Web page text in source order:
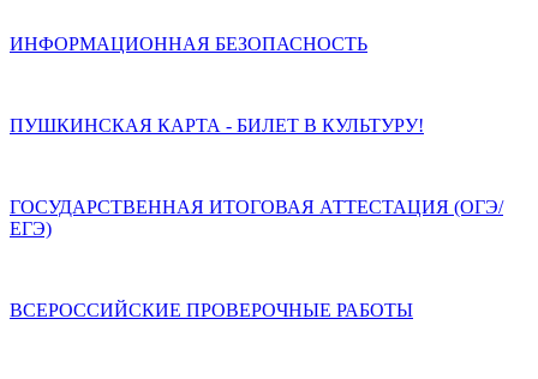
ИНФОРМАЦИОННАЯ БЕЗОПАСНОСТЬ
ПУШКИНСКАЯ КАРТА - БИЛЕТ В КУЛЬТУРУ!
ГОСУДАРСТВЕННАЯ ИТОГОВАЯ АТТЕСТАЦИЯ (ОГЭ/
ЕГЭ)
ВСЕРОССИЙСКИЕ ПРОВЕРОЧНЫЕ РАБОТЫ